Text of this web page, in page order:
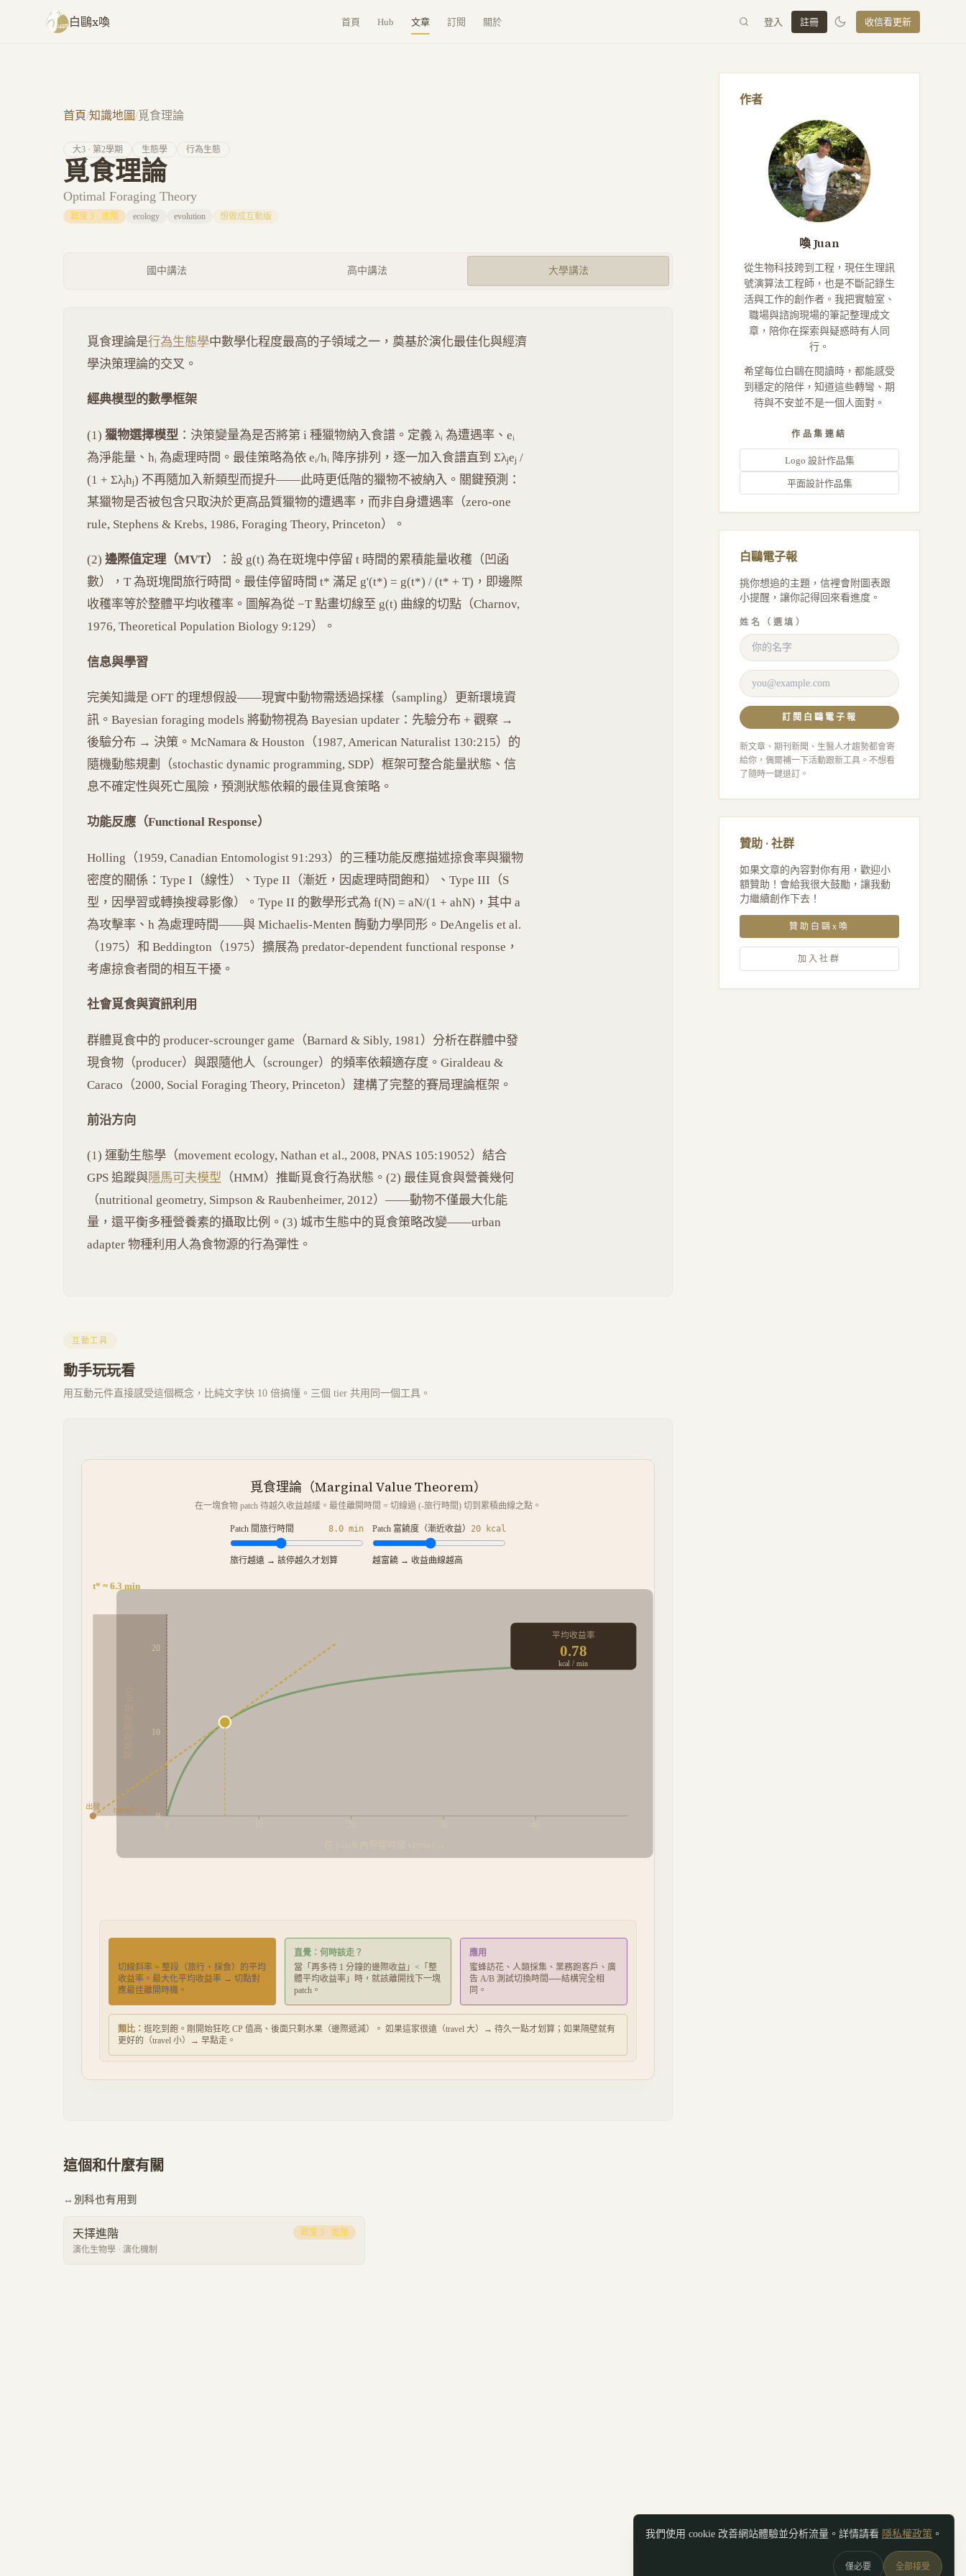
跳至主要內容
白鷗x喚 首頁 Hub 文章 訂閱 關於 登入 註冊 收信看更新
首頁/知識地圖/覓食理論
大3 · 第2學期 生態學 行為生態
覓食理論
Optimal Foraging Theory
難度 3 · 進階 ecology evolution 想做成互動版
國中講法 高中講法 大學講法
覓食理論是行為生態學中數學化程度最高的子領域之一，奠基於演化最佳化與經濟
學決策理論的交叉。
經典模型的數學框架
(1) 獵物選擇模型 ：決策變量為是否將第 i 種獵物納入食譜。定義 λᵢ 為遭遇率、eᵢ
為淨能量、hᵢ 為處理時間。最佳策略為依 eᵢ/hᵢ 降序排列，逐一加入食譜直到 Σλⱼeⱼ /
(1 + Σλⱼhⱼ) 不再隨加入新類型而提升——此時更低階的獵物不被納入。關鍵預測：
某獵物是否被包含只取決於更高品質獵物的遭遇率，而非自身遭遇率（zero-one
rule, Stephens & Krebs, 1986, Foraging Theory, Princeton）。
(2) 邊際值定理（MVT）
：設 g(t) 為在斑塊中停留 t 時間的累積能量收穫（凹函
數），T 為斑塊間旅行時間。最佳停留時間 t* 滿足 g'(t*) = g(t*) / (t* + T)，即邊際
收穫率等於整體平均收穫率。圖解為從 −T 點畫切線至 g(t) 曲線的切點（Charnov,
1976, Theoretical Population Biology 9:129）。
信息與學習
完美知識是 OFT 的理想假設——現實中動物需透過採樣（sampling）更新環境資
訊。Bayesian foraging models 將動物視為 Bayesian updater：先驗分布 + 觀察 →
後驗分布 → 決策。McNamara & Houston（1987, American Naturalist 130:215）的
隨機動態規劃（stochastic dynamic programming, SDP）框架可整合能量狀態、信
息不確定性與死亡風險，預測狀態依賴的最佳覓食策略。
功能反應（Functional Response）
Holling（1959, Canadian Entomologist 91:293）的三種功能反應描述掠食率與獵物
密度的關係：Type I（線性）、Type II（漸近，因處理時間飽和）、Type III（S
型，因學習或轉換搜尋影像）。Type II 的數學形式為 f(N) = aN/(1 + ahN)，其中 a
為攻擊率、h 為處理時間——與 Michaelis-Menten 酶動力學同形。DeAngelis et al.
（1975）和 Beddington（1975）擴展為 predator-dependent functional response，
考慮掠食者間的相互干擾。
社會覓食與資訊利用
群體覓食中的 producer-scrounger game（Barnard & Sibly, 1981）分析在群體中發
現食物（producer）與跟隨他人（scrounger）的頻率依賴適存度。Giraldeau &
Caraco（2000, Social Foraging Theory, Princeton）建構了完整的賽局理論框架。
前沿方向
(1) 運動生態學（movement ecology, Nathan et al., 2008, PNAS 105:19052）結合
GPS 追蹤與隱馬可夫模型 （HMM）推斷覓食行為狀態。(2) 最佳覓食與營養幾何
（nutritional geometry, Simpson & Raubenheimer, 2012）——動物不僅最大化能
量，還平衡多種營養素的攝取比例。(3) 城市生態中的覓食策略改變——urban
adapter 物種利用人為食物源的行為彈性。
互動工具
動手玩玩看
用互動元件直接感受這個概念，比純文字快 10 倍搞懂。三個 tier 共用同一個工具。
覓食理論（Marginal Value Theorem）
在一塊食物 patch 待越久收益越緩。最佳離開時間 = 切線過 (-旅行時間) 切到累積曲線之點。
Patch 間旅行時間 8.0 min
旅行越遠 → 該停越久才划算
Patch 富饒度（漸近收益） 20 kcal
越富饒 → 收益曲線越高
travel =8
0
10
20
g(t) = R·t/(k+t)
t* ≈6.3 min
出發
平均收益率
0.78
kcal / min
切線斜率 = 整段（旅行 + 採食）的平均
收益率。最大化平均收益率 → 切點對
應最佳離開時機。
直覺：何時該走？
當「再多待 1 分鐘的邊際收益」<「整
體平均收益率」時，就該離開找下一塊
patch。
應用
蜜蜂訪花、人類採集、業務跑客戶、廣
告 A/B 測試切換時間──結構完全相
同。
類比： 逛吃到飽。剛開始狂吃 CP 值高、後面只剩水果（邊際遞減）。 如果這家很遠（travel 大）→ 待久一點才划算；如果隔壁就有
更好的（travel 小）→ 早點走。
這個和什麼有關
↔ 別科也有用到
天擇進階
演化生物學 · 演化機制
難度 3 · 進階
作者
喚 Juan
從生物科技跨到工程，現任生理訊
號演算法工程師，也是不斷記錄生
活與工作的創作者。我把實驗室、
職場與諮詢現場的筆記整理成文
章，陪你在探索與疑惑時有人同
行。
希望每位白鷗在閱讀時，都能感受
到穩定的陪伴，知道這些轉彎、期
待與不安並不是一個人面對。
作品集連結
Logo 設計作品集
平面設計作品集
白鷗電子報
挑你想追的主題，信裡會附圖表跟
小提醒，讓你記得回來看進度。
姓名（選填）
訂閱白鷗電子報
新文章、期刊新聞、生醫人才趨勢都會寄
給你，偶爾補一下活動跟新工具。不想看
了隨時一鍵退訂。
贊助 · 社群
如果文章的內容對你有用，歡迎小
額贊助！會給我很大鼓勵，讓我動
力繼續創作下去！
贊助白鷗x喚
加入社群
我們使用 cookie 改善網站體驗並分析流量。詳情請看 隱私權政策 。
僅必要 全部接受